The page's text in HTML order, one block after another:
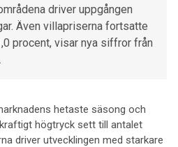
driver uppgången
Även villapriserna fortsatte
procent, visar nya siffror från
hetaste säsong och
högtryck sett till antalet
driver utvecklingen med starkare